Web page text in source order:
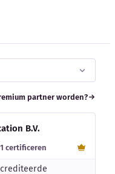
partner worden?
B.V.
certificeren